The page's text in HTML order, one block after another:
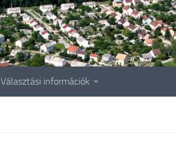
Választási információk